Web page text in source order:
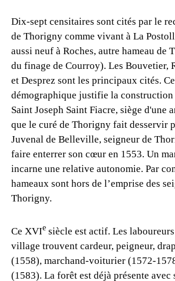
Dix-sept censitaires sont cités par le
de Thorigny comme vivant à La
aussi neuf à Roches, autre hameau de
du finage de Courroy). Les Bouvetier,
et Desprez sont les principaux cités.
démographique justifie la construction
Saint Joseph Saint Fiacre, siège d'une
que le curé de Thorigny fait desservir
Juvenal de Belleville, seigneur de
faire enterrer son cœur en 1553. Un
incarne une relative autonomie. Par
hameaux sont hors de l’emprise des
Thorigny.
Ce XVIesiècle est actif. Les
village trouvent cardeur, peigneur,
(1558), marchand-voiturier (1572-
(1583). La forêt est déjà présente avec